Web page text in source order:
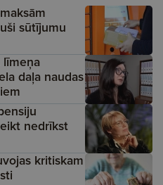
sūtījumu
līmeņa
daļa naudas
nedrīkst
kritiskam